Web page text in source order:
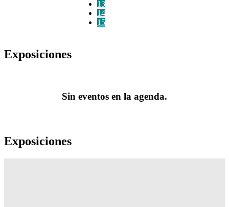
13
14
15
Exposiciones
Sin eventos en la agenda.
Exposiciones